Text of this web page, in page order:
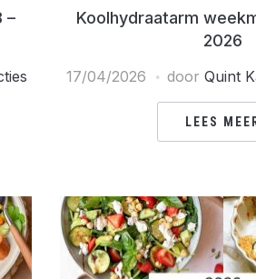
–
Koolhydraatarm
2026
17/04/2026 doorQuint
LEES